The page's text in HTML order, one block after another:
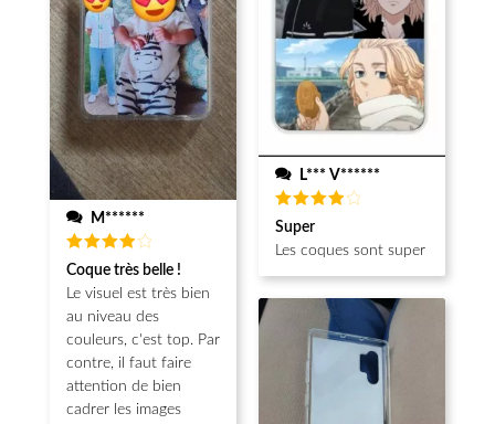
M******
Note4
sur 5
Coque très belle !
Le visuel est très bien
au niveau des
couleurs, c'est top. Par
contre, il faut faire
attention de bien
cadrer les images
L*** V******
Note
sur 5
Super
Les coques sont super